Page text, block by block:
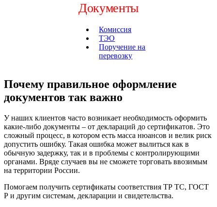
Документы
Комиссия
ТЭО
Поручение на
перевозку
Почему правильное оформление
документов так важно
У наших клиентов часто возникает необходимость оформить
какие-либо документы – от деклараций до сертификатов. Это
сложный процесс, в котором есть масса нюансов и велик риск
допустить ошибку. Такая ошибка может вылиться как в
обычную задержку, так и в проблемы с контролирующими
органами. Вряде случаев вы не сможете торговать ввозимым
на территории России.
Помогаем получить сертификаты соответствия ТР ТС, ГОСТ
Р и другим системам, декларации и свидетельства.